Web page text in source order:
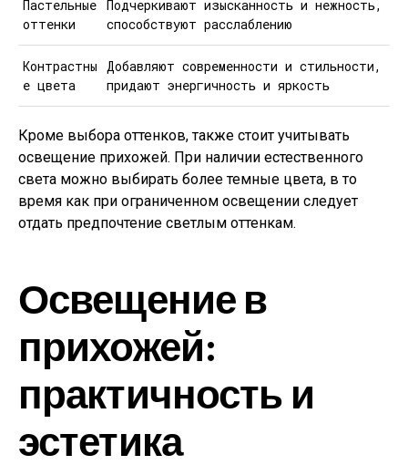
Пастельные
оттенки
Подчеркивают изысканность и нежность,
способствуют расслаблению
Контрастны
е цвета
Добавляют современности и стильности,
придают энергичность и яркость
Кроме выбора оттенков, также стоит учитывать
освещение прихожей. При наличии естественного
света можно выбирать более темные цвета, в то
время как при ограниченном освещении следует
отдать предпочтение светлым оттенкам.
Освещение в
прихожей:
практичность и
эстетика